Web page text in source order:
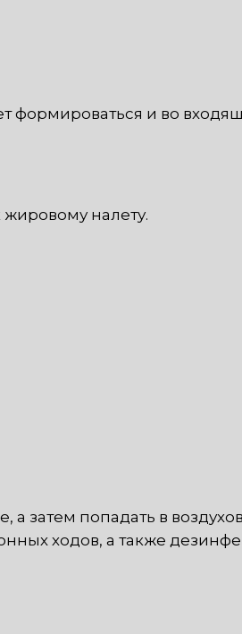
формироваться и во
налету.
а затем попадать в
ходов, а также